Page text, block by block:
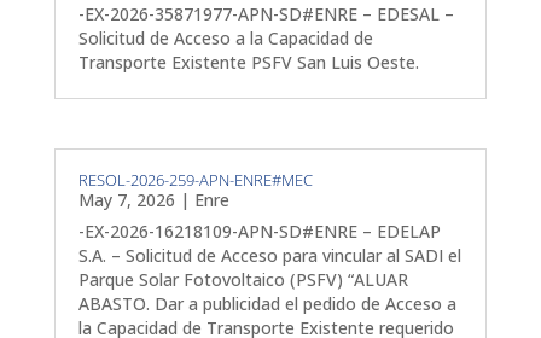
-EX-2026-35871977-APN-SD#ENRE – EDESAL –
Solicitud de Acceso a la Capacidad de
Transporte Existente PSFV San Luis Oeste.
RESOL-2026-259-APN-ENRE#MEC
May 7, 2026 | Enre
-EX-2026-16218109-APN-SD#ENRE – EDELAP
S.A. – Solicitud de Acceso para vincular al SADI el
Parque Solar Fotovoltaico (PSFV) “ALUAR
ABASTO. Dar a publicidad el pedido de Acceso a
la Capacidad de Transporte Existente requerido